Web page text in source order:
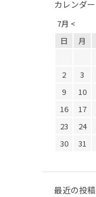
カレンダー
7月 <
日 月
2
3
9
10
16
17
23
24
30
31
最近の投稿